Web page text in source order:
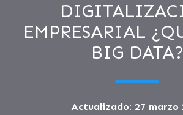
EMPRESARIAL
BIG DATA?
Actualizado: 27 marzo